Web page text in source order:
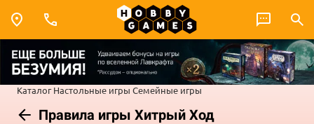
Каталог Настольные игры Семейные игры
Правила игры Хитрый Ход